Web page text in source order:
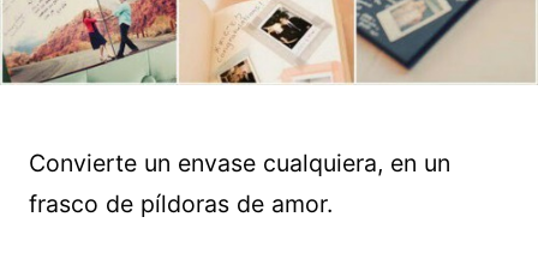
Convierte un envase cualquiera, en un
frasco de píldoras de amor.